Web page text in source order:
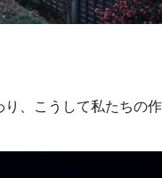
、こうして私たちの